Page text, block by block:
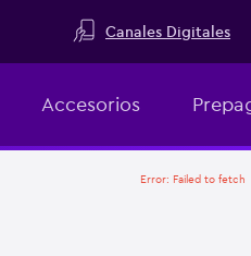
Canales Digitales
Accesorios
Error: Failed to fetch